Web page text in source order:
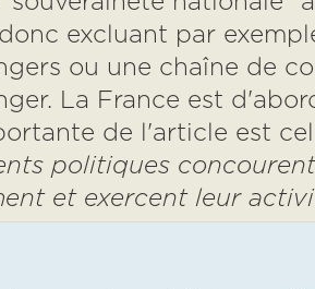
excluant par
ou une chaîne de
La France est
de l'article est
politiques
et exercent leur